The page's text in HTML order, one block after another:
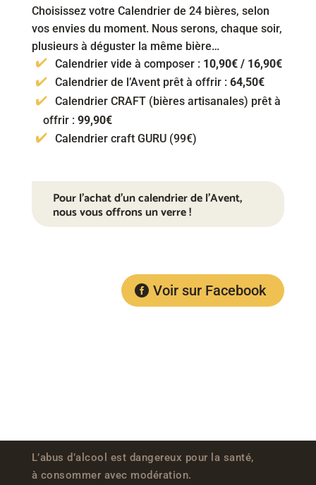
Choisissez votre Calendrier de 24 bières, selon
vos envies du moment. Nous serons, chaque soir,
plusieurs à déguster la même bière…
Calendrier vide à composer : 10,90€ / 16,90€
Calendrier de l’Avent prêt à offrir :64,50€
Calendrier CRAFT (bières artisanales) prêt à
offrir : 99,90€
Calendrier craft GURU (99€)
Pour l’achat d’un calendrier de l’Avent,
nous vous offrons un verre !
Voir sur Facebook
L’abus d’alcool est dangereux pour la santé,
à consommer avec modération.